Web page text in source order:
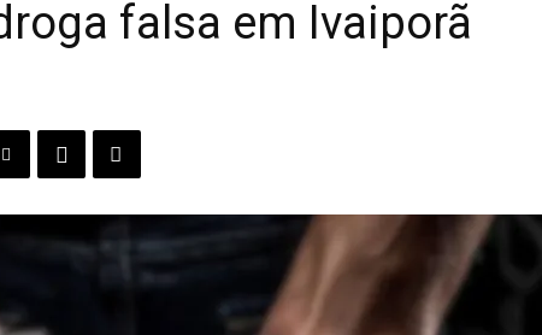
falsa em Ivaiporã